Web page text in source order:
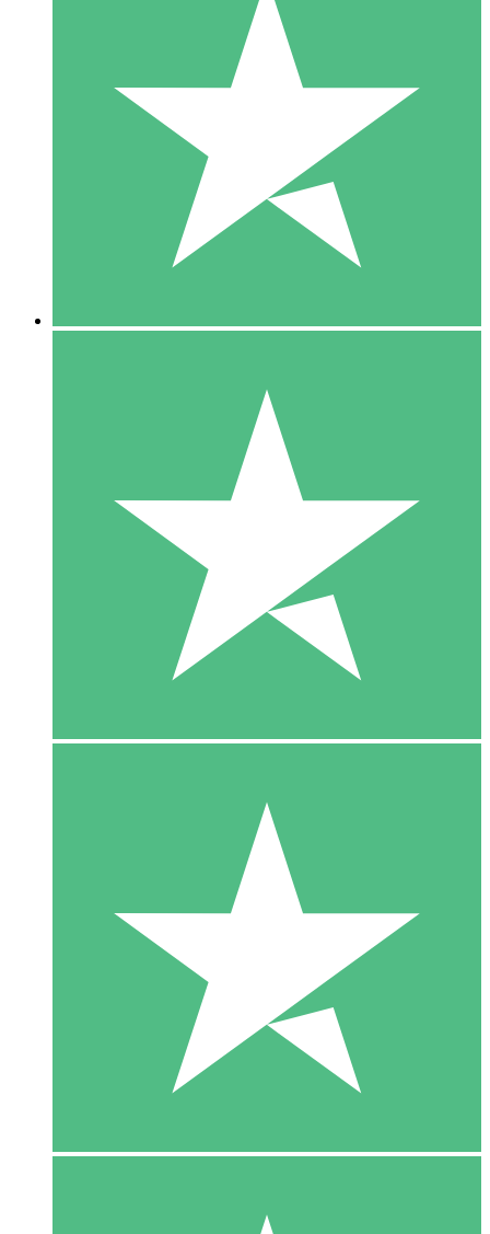
Individuella Kreditpaket
Betala per användning med nedladdningskrediter. Inget
1 Nedladdningar
10 00
10 Nedladdningar
20 00